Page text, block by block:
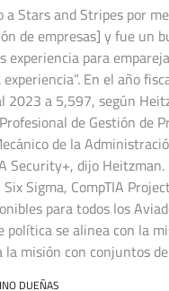
a Stars and Stripes por
de empresas] y fue un
experiencia para
En el año
a 5,597, según
de Gestión de
de la
Security+, dijo
Sigma, CompTIA
para todos los
política se alinea con la
misión con conjuntos
DUEÑAS